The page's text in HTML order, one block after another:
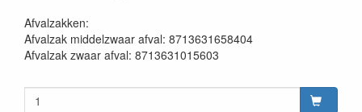
Afvalzakken:
Afvalzak middelzwaar afval: 8713631658404
Afvalzak zwaar afval: 8713631015603